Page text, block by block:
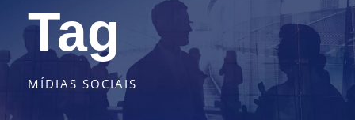
Tag
MÍDIAS SOCIAIS